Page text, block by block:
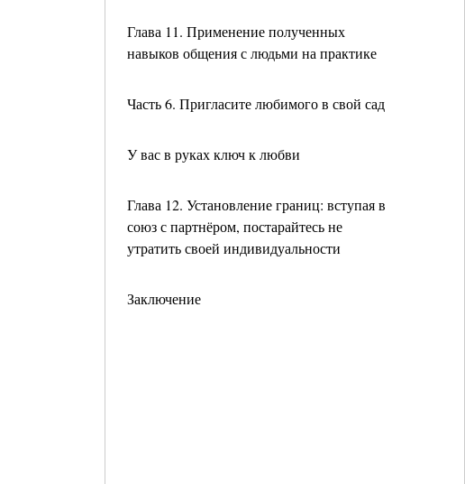
Глава 11. Применение полученных
навыков общения с людьми на практике
Часть 6. Пригласите любимого в свой сад
У вас в руках ключ к любви
Глава 12. Установление границ: вступая в
союз с партнёром, постарайтесь не
утратить своей индивидуальности
Заключение